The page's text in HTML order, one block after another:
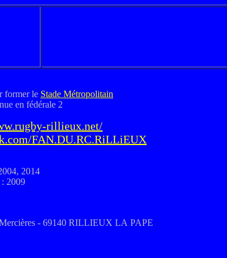
former le Stade Métropolitain
en fédérale 2
rillieux.net/
FAN.DU.RC.RiLLiEUX
2014
2009
- 69140 RILLIEUX LA PAPE